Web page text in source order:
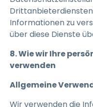
Informationen zu
über diese Dienste
8. Wie wir Ihre
verwenden
Allgemeine
Wir verwenden die